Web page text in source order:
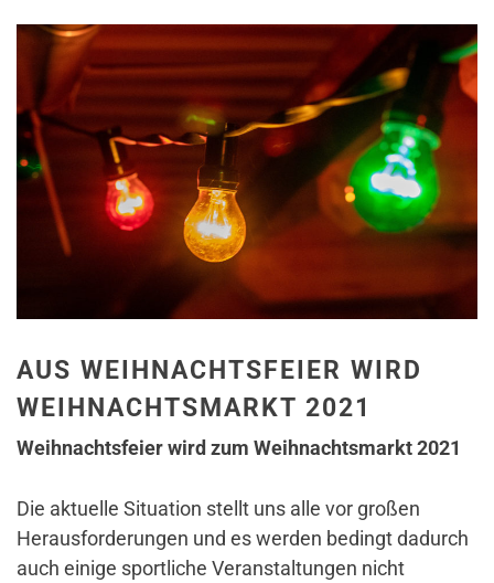
AUS WEIHNACHTSFEIER WIRD
WEIHNACHTSMARKT 2021
Weihnachtsfeier wird zum Weihnachtsmarkt 2021
Die aktuelle Situation stellt uns alle vor großen
Herausforderungen und es werden bedingt dadurch
auch einige sportliche Veranstaltungen nicht